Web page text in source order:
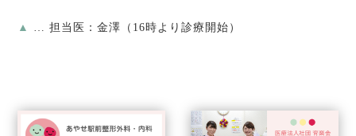
▲ … 担当医：金澤（16時より診療開始）